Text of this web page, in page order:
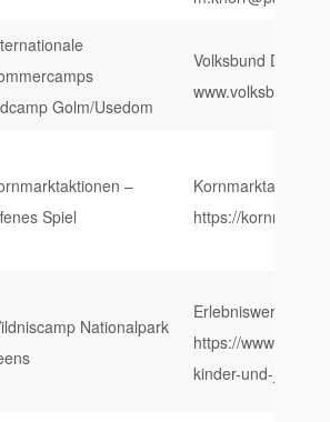
Golm/Usedom
Volksbund
–
Spiel
https://
Nationalpark
Erlebniswerkstatt
https://
kinder-und-